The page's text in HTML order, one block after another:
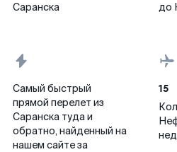
Саранска
до
Самый быстрый
прямой перелет из
Саранска туда и
обратно, найденный на
нашем сайте за
15